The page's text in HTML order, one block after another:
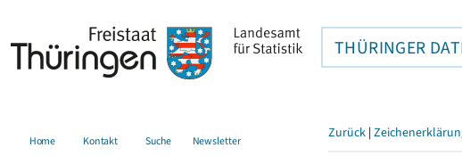
THÜRINGER
Home Kontakt Suche Newsletter Zurück |